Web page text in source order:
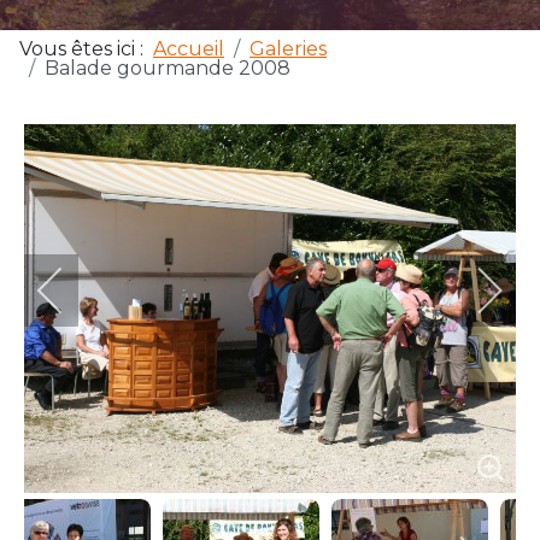
Vous êtes ici : Accueil
Galeries
Balade gourmande 2008